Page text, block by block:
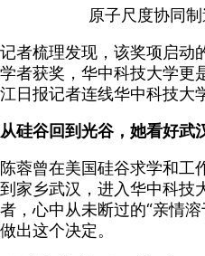
原子尺度协同
记者梳理发现，该奖项启动
学者获奖，华中科技大学更
江日报记者连线华中科技大
从硅谷回到光谷，她看好武
陈蓉曾在美国硅谷求学和工
到家乡武汉，进入华中科技
者，心中从未断过的“亲情
做出这个决定。